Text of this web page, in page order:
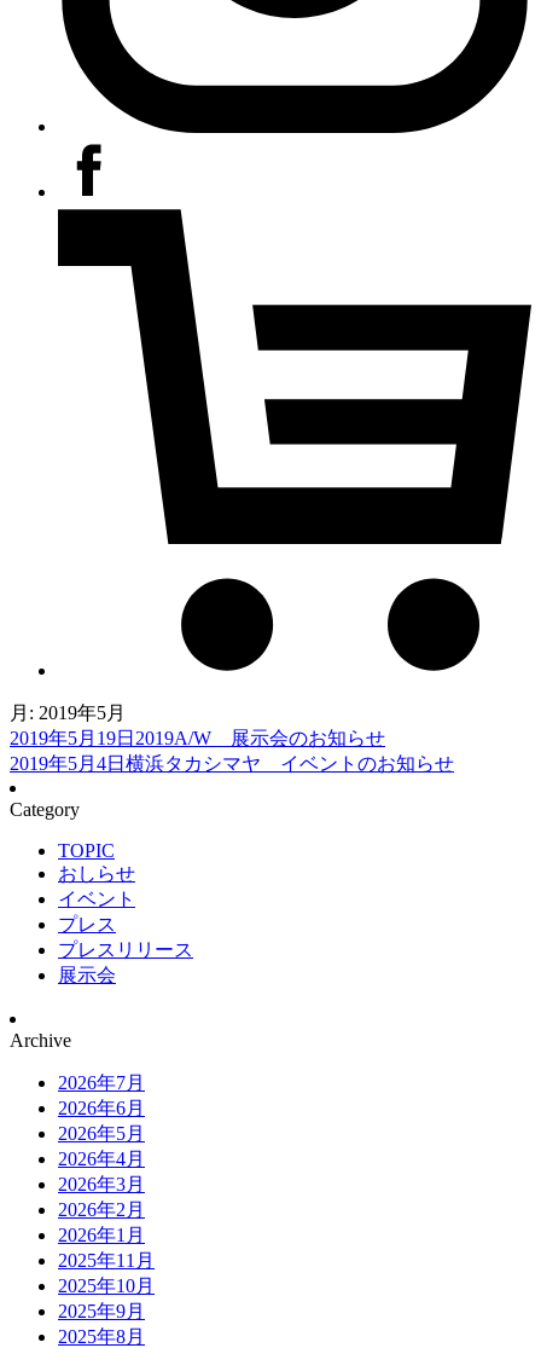
月: 2019年5月
2019年5月19日 2019A/W 展示会のお知らせ
2019年5月4日 横浜タカシマヤ イベントのお知らせ
Category
TOPIC
おしらせ
イベント
プレス
プレスリリース
展示会
Archive
2026年7月
2026年6月
2026年5月
2026年4月
2026年3月
2026年2月
2026年1月
2025年11月
2025年10月
2025年9月
2025年8月